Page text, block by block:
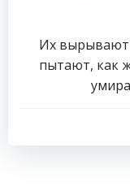
Их вырывают
пытают, как